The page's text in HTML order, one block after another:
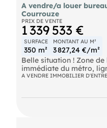
A vendre/a louer
Courrouze
PRIX DE VENTE
1 339 533 €
SURFACE
350 m²
MONTANT AU M²
3 827,24 €/m²
Belle situation ! Zone
immédiate du métro,
immédiat. Dans un
quote-part de parties
m² de surface
climatisés par système
A VENDRE IMMOBILIER